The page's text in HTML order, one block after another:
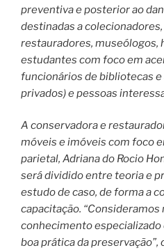
preventiva e posterior ao
destinadas a
restauradores, museólogos,
estudantes com foco em
funcionários de bibliotecas
privados) e pessoas
A conservadora e
móveis e imóveis com foco
parietal, Adriana do Rocio
será dividido entre teoria e
estudo de caso, de forma a
capacitação.
conhecimento especializado
boa prática da preservação”,